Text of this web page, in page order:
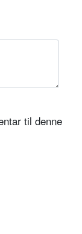
til denne